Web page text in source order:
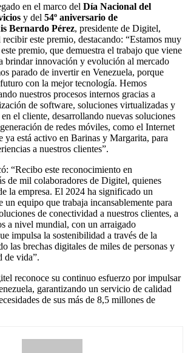
en el marco del Día Nacional del
y del 54º aniversario de
Bernardo Pérez, presidente de Digitel,
este premio, destacando: “Estamos muy
premio, que demuestra el trabajo que viene
brindar innovación y evolución al mercado
parado de invertir en Venezuela, porque
con la mejor tecnología. Hemos
nuestros procesos internos gracias a
de software, soluciones virtualizadas y
el cliente, desarrollando nuevas soluciones
de redes móviles, como el Internet
ya está activo en Barinas y Margarita, para
a nuestros clientes”.
“Recibo este reconocimiento en
de mil colaboradores de Digitel, quienes
la empresa. El 2024 ha significado un
un equipo que trabaja incansablemente para
de conectividad a nuestros clientes, a
a nivel mundial, con un arraigado
impulsa la sostenibilidad a través de la
las brechas digitales de miles de personas y
de vida”.
reconoce su continuo esfuerzo por impulsar
garantizando un servicio de calidad
de sus más de 8,5 millones de